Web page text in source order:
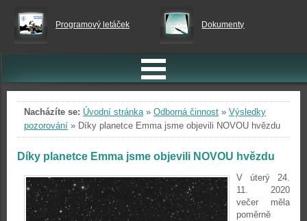
Programový letáček Dokumenty
Nacházíte se: Úvodní stránka» Odborná činnost » Výsledky
pozorování » Díky planetce Emma jsme objevili NOVOU hvězdu
Díky planetce Emma jsme objevili NOVOU hvězdu
V úterý 24.
11. 2020
večer měla
poměrně